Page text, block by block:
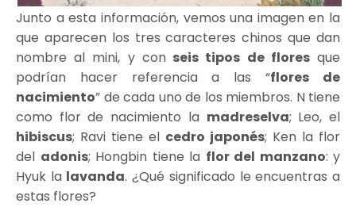
Junto a esta información, vemos una imagen en la
que aparecen los tres caracteres chinos que dan
nombre al mini, y conseis tipos de floresque
podrían hacer referencia a las “flores de
nacimiento” de cada uno de los miembros. N tiene
como flor de nacimiento la madreselva; Leo, el
hibiscus; Ravi tiene el cedro japonés; Ken la flor
del adonis; Hongbin tiene la flor del manzano: y
Hyuk la lavanda. ¿Qué significado le encuentras a
estas flores?